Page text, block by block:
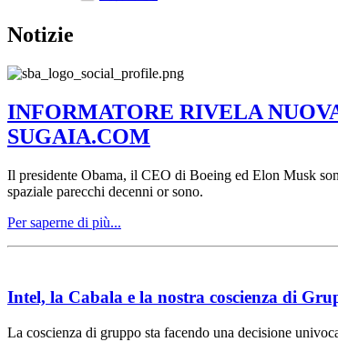
Notizie
INFORMATORE RIVELA
SUGAIA.COM
Il presidente Obama, il CEO di Boeing ed Elon Musk
spaziale parecchi decenni or sono.
Per saperne di più...
Intel, la Cabala e la nostra coscienza di
La coscienza di gruppo sta facendo una decisione